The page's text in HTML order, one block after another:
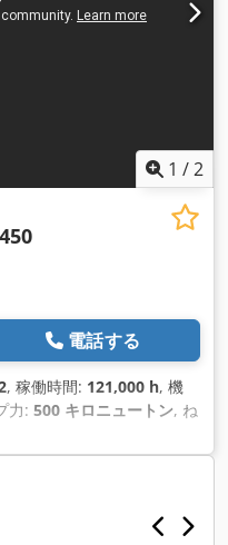
1 /2
電話する
, 稼働時間: 121,000 h, 機
力: 500 キロニュートン, ね
100 射出成形機を販売い
、設置後も完全に機能しま
プ稼働時間：121,000時
レート間隔：550 mm バ
間隔：446 x 446 mm スク